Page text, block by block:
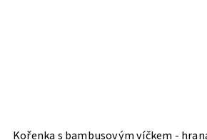
Kořenka s bambusovým víčkem -